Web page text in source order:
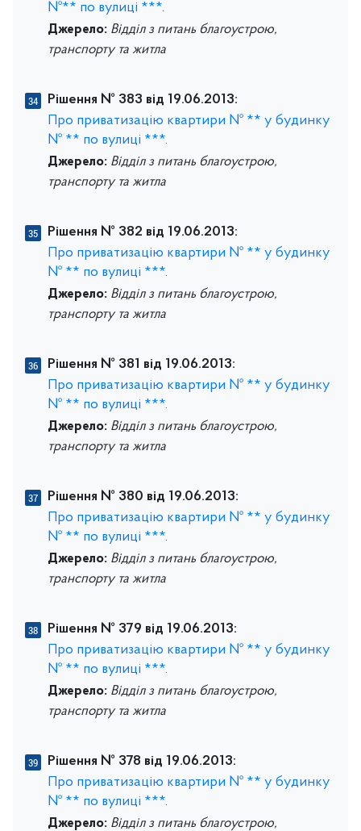
№** по вулиці ***.
Джерело: Відділ з питань благоустрою,
транспорту та житла
Рішення № 383 від 19.06.2013:
Про приватизацію квартири № ** у будинку
№ ** по вулиці ***.
Джерело: Відділ з питань благоустрою,
транспорту та житла
Рішення № 382 від 19.06.2013:
Про приватизацію квартири № ** у будинку
№ ** по вулиці ***.
Джерело: Відділ з питань благоустрою,
транспорту та житла
Рішення № 381 від 19.06.2013:
Про приватизацію квартири № ** у будинку
№ ** по вулиці ***.
Джерело: Відділ з питань благоустрою,
транспорту та житла
Рішення № 380 від 19.06.2013:
Про приватизацію квартири № ** у будинку
№ ** по вулиці ***.
Джерело: Відділ з питань благоустрою,
транспорту та житла
Рішення № 379 від 19.06.2013:
Про приватизацію квартири № ** у будинку
№ ** по вулиці ***.
Джерело: Відділ з питань благоустрою,
транспорту та житла
Рішення № 378 від 19.06.2013:
Про приватизацію квартири № ** у будинку
№ ** по вулиці ***.
Джерело: Відділ з питань благоустрою,